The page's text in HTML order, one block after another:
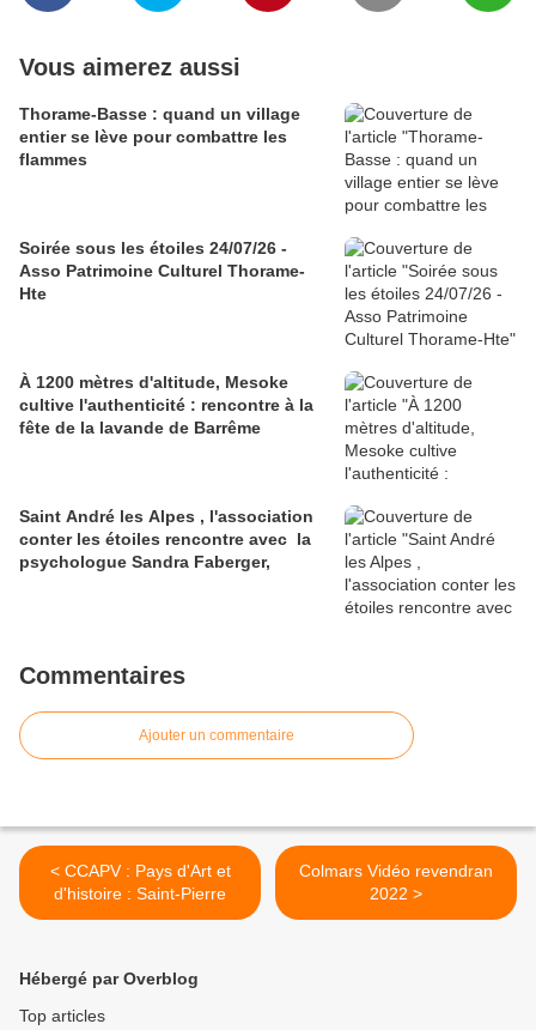
Vous aimerez aussi
Thorame-Basse : quand un village
entier se lève pour combattre les
flammes
Soirée sous les étoiles 24/07/26 -
Asso Patrimoine Culturel Thorame-
Hte
À 1200 mètres d'altitude, Mesoke
cultive l'authenticité : rencontre à la
fête de la lavande de Barrême
Saint André les Alpes , l'association
conter les étoiles rencontre avec la
psychologue Sandra Faberger,
Commentaires
Ajouter un commentaire
< CCAPV : Pays d'Art et
d'histoire : Saint-Pierre
Colmars Vidéo revendran
2022 >
Hébergé par Overblog
Top articles